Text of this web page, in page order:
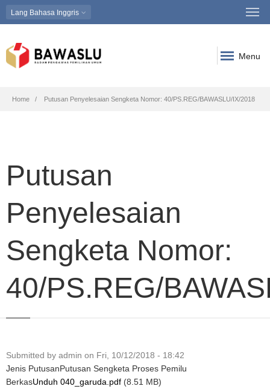
Lang Bahasa Inggris
Menu
Breadcrumb
Home Putusan Penyelesaian Sengketa Nomor: 40/PS.REG/BAWASLU/IX/2018
Putusan
Penyelesaian
Sengketa Nomor:
40/PS.REG/
Submitted by admin on Fri, 10/12/2018 - 18:42
Jenis PutusanPutusan Sengketa Proses Pemilu
BerkasUnduh 040_garuda.pdf (8.51 MB)